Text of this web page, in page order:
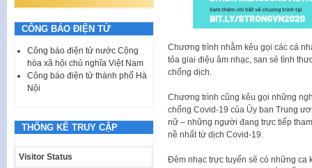
Chương trình nhằm kêu gọi các cá
tỏa giai điệu âm nhạc, san sẻ tình
chống dịch.
Chương trình cũng kêu gọi những
chống Covid-19 của Ủy ban Trung
nữ – những người đang trực tiếp
nề nhất từ dịch Covid-19.
Đêm nhạc trực tuyến sẽ có những ca
CÔNG BÁO ĐIỆN TỬ
Công báo điện tử nước Cộng
hòa xã hội chủ nghĩa Việt Nam
Công báo điện tử thành phố Hà
Nội
THỐNG KÊ TRUY CẬP
Visitor Status